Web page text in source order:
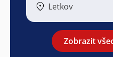
Letkov
Zobrazit